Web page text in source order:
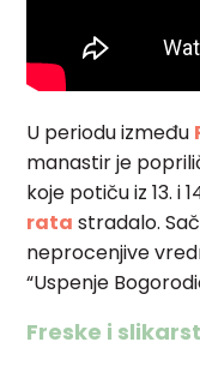
U periodu između
manastir je
koje potiču iz 13. i
rata stradalo.
neprocenjive
“Uspenje
Freske i